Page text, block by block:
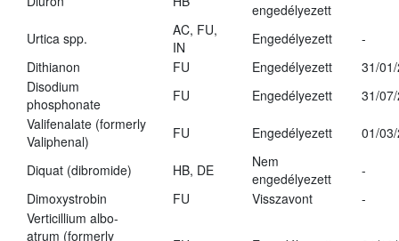
engedélyezett
Urtica spp.
AC, FU,
IN
Engedélyezett
-
Dithianon
FU Engedélyezett
31/
Disodium
phosphonate
FU Engedélyezett
31/
Valifenalate (formerly
Valiphenal)
FU Engedélyezett 01/
Diquat (dibromide) HB, DE
Nem
engedélyezett
-
Dimoxystrobin
FU Visszavont
-
Verticillium albo-
atrum (formerly